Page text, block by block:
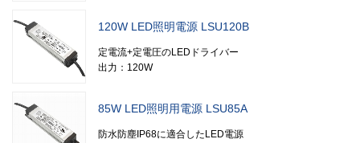
120W LED照明電源 LSU120B
定電流+定電圧のLEDドライバー
出力：120W
85W LED照明用電源 LSU85A
防水防塵IP68に適合したLED電源